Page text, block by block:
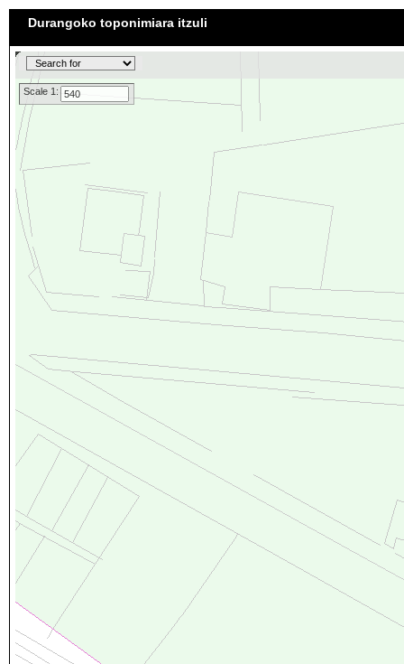
Durangoko toponimiara itzuli
Scale 1: